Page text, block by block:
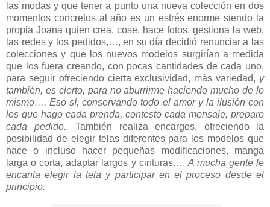
las modas y que tener a punto una nueva colección en dos
momentos concretos al año es un estrés enorme siendo la
propia Joana quien crea, cose, hace fotos, gestiona la web,
las redes y los pedidos,…, en su día decidió renunciar a las
colecciones y que los nuevos modelos surgirían a medida
que los fuera creando, con pocas cantidades de cada uno,
para seguir ofreciendo cierta exclusividad, más variedad, y
también, es cierto, para no aburrirme haciendo mucho de lo
mismo…. Eso sí, conservando todo el amor y la ilusión con
los que hago cada prenda, contesto cada mensaje, preparo
cada pedido.. También realiza encargos, ofreciendo la
posibilidad de elegir telas diferentes para los modelos que
hace o incluso hacer pequeñas modificaciones, manga
larga o corta, adaptar largos y cinturas…. A mucha gente le
encanta elegir la tela y participar en el proceso desde el
principio.